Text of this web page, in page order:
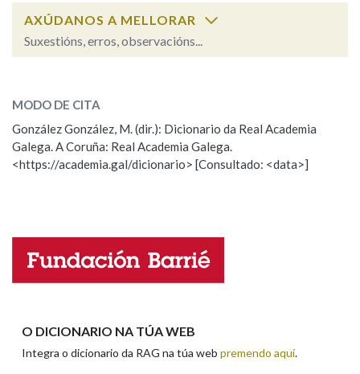
AXÚDANOS A MELLORAR
Suxestións, erros, observacións...
ESCOLLE UNHA OPCIÓN:
Observación Hai un erro na palabra
Propoño mellorar a definición
Nome
MODO DE CITA
González González, M. (dir.): Dicionario da Real Academia
Galega. A Coruña: Real Academia Galega.
<https://academia.gal/dicionario> [Consultado: <data>]
O DICIONARIO NA TÚA WEB
Integra o dicionario da RAG na túa web premendo aquí.